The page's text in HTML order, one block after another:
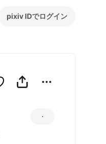
pixiv IDでログイン